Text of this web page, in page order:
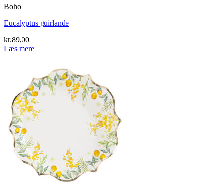
Boho
Eucalyptus guirlande
kr.89,00
Læs mere